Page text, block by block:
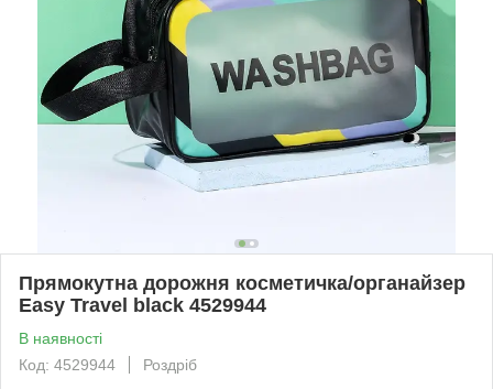
Прямокутна дорожня косметичка/органайзер
Easy Travel black 4529944
В наявності
Код: 4529944
Роздріб